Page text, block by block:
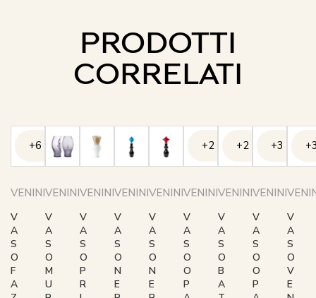
PRODOTTI
CORRELATI
+6
VENINI
V
A
S
O
F
A
VENINI
V
A
S
O
M
U
VENINI
V
A
S
O
P
R
VENINI
V
A
S
O
N
E
VENINI
V
A
S
O
N
E
+2
VENINI
V
A
S
O
O
P
+2
VENINI
V
A
S
O
B
A
+3
VENINI
V
A
S
O
O
P
V
A
S
O
V
E